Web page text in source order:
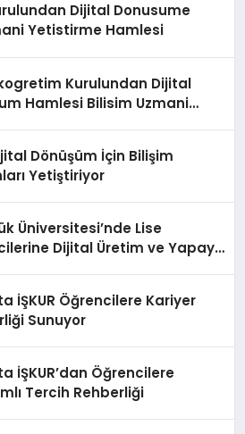
Dijital Donusume
Yetistirme Hamlesi
Kurulundan Dijital
Hamlesi Bilisim Uzmani
Dönüşüm İçin Bilişim
Yetiştiriyor
Üniversitesi’nde Lise
Dijital Üretim ve Yapay
İŞKUR Öğrencilere Kariyer
Sunuyor
İŞKUR’dan Öğrencilere
Tercih Rehberliği